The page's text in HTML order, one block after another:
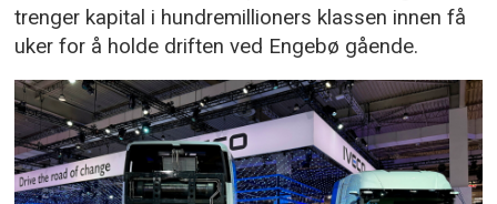
trenger kapital i hundremillioners klassen innen få
uker for å holde driften ved Engebø gående.